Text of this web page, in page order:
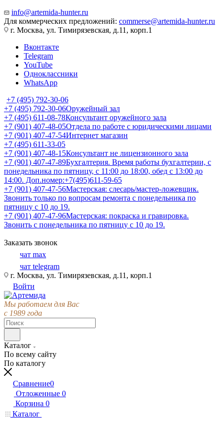
info@artemida-hunter.ru
Для коммерческих предложений: commerse@artemida-hunter.ru
г. Москва, ул. Тимирязевская, д.11, корп.1
Вконтакте
Telegram
YouTube
Одноклассники
WhatsApp
+7 (495) 792-30-06
+7 (495) 792-30-06Оружейный зал
+7 (495) 611-08-78Консультант оружейного зала
+7 (901) 407-48-05Отдела по работе с юридическими лицами
+7 (901) 407-47-54Интернет магазин
+7 (495) 611-33-05
+7 (901) 407-48-15Консультант не лицензионного зала
+7 (901) 407-47-89Бухгалтерия. Время работы бухгалтерии, с
понедельника по пятницу, с 11:00 до 18:00, обед с 13:00 до
14:00. Доп.номер:+7(495)611-59-65
+7 (901) 407-47-56Мастерская: слесарь/мастер-ложевщик.
Звонить только по вопросам ремонта с понедельника по
пятницу с 10 до 19.
+7 (901) 407-47-96Мастерская: покраска и гравировка.
Звонить с понедельника по пятницу с 10 до 19.
Заказать звонок
чат max
чат telegram
г. Москва, ул. Тимирязевская, д.11, корп.1
Войти
Мы работаем для Вас
с 1989 года
Каталог
По всему сайту
По каталогу
Сравнение0
Отложенные 0
Корзина 0
Каталог